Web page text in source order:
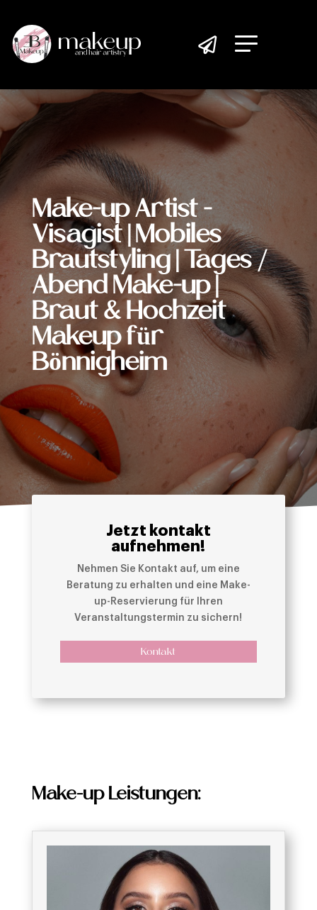

Make-up Artist -
Visagist | Mobiles
Brautstyling | Tages /
Abend Make-up |
Braut & Hochzeit
Makeup für
Bönnigheim
Jetzt kontakt
aufnehmen!
Nehmen Sie Kontakt auf, um eine
Beratung zu erhalten und eine Make-
up-Reservierung für Ihren
Veranstaltungstermin zu sichern!
Kontakt
Make-up Leistungen: